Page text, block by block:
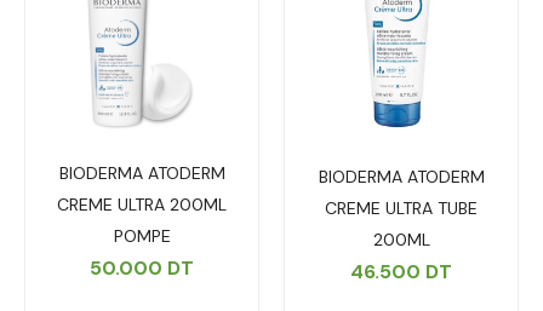
BIODERMA ATODERM
CREME ULTRA 200ML
POMPE
50.000 DT
BIODERMA ATODERM
CREME ULTRA TUBE
200ML
46.500 DT